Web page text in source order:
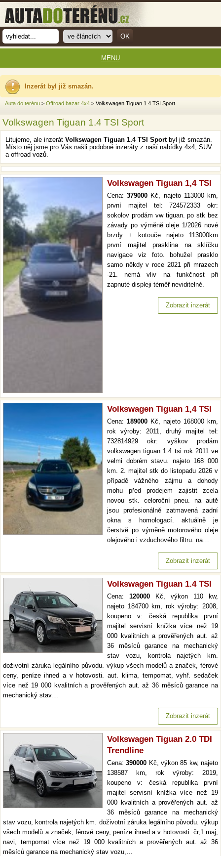
Inzerát byl již smazán.
Auta do terénu > Offroad bazar 4x4 > Volkswagen Tiguan 1.4 TSI Sport
Volkswagen Tiguan 1.4 TSI Sport
Litujeme, ale inzerát Volkswagen Tiguan 1.4 TSI Sportbyl již smazán.
Místo něj jsme pro Vás našli podobné inzeráty z naší nabídky 4x4, SUV
a offroad vozů.
Volkswagen Tiguan 1,4 TSI
Cena:379000 Kč, najeto 113000 km,
první majitel tel: 724572333 okr:
sokolov prodám vw tiguan. po stk bez
závady po výměně oleje 1/2026 nové
brzdy + kotouče najeto 113000km
první majitel prasklina na sklíčku
navigace viz foto. bohužel prasklo
samo někdy v roce 2021 při mrazech
-21. nemá vliv na funkčnost při
zapnuté displeji téměř neviditelné.
Zobrazit inzerát
Volkswagen Tiguan 1,4 TSI
Cena: 189000 Kč, najeto 168000 km,
rok výroby: 2011, druhý majitel tel:
732814929 okr: vyškov prodám
volkswagen tiguan 1.4 tsi rok 2011 ve
velmi dobrém stavu. najeto 168 000
km. 2. majitel stk do listopadu 2026 v
případě vážného zájmu a dohody
mohu před prodejem zajistit zcela
novou stk. celoroční pneu. na autě
jsou profesionálně zatmavená zadní
okna s homologací. aktuálně je
čerstvě po výměně motorového oleje
olejového i vzduchového filtru. na…
Zobrazit inzerát
Volkswagen Tiguan 1.4 TSI
Cena: 120000 Kč, výkon 110 kw,
najeto 184700 km, rok výroby: 2008,
koupeno v: česká republika první
majitel servisní knížka více než 19
000 kvalitních a prověřených aut. až
36 měsíců garance na mechanický
stav vozu, kontrola najetých km.
doživotní záruka legálního původu. výkup všech modelů a značek, férové
ceny, peníze ihned a v hotovosti. aut. klima, tempomat, vyhř. sedaček
více než 19 000 kvalitních a prověřených aut. až 36 měsíců garance na
mechanický stav…
Zobrazit inzerát
Volkswagen Tiguan 2.0 TDI
Trendline
Cena:390000 Kč, výkon 85 kw, najeto
138587 km, rok výroby: 2019,
koupeno v: česká republika první
majitel servisní knížka více než 19
000 kvalitních a prověřených aut. až
36 měsíců garance na mechanický
stav vozu, kontrola najetých km. doživotní záruka legálního původu. výkup
všech modelů a značek, férové ceny, peníze ihned a v hotovosti. čr,1.maj,
navi, tempomat více než 19 000 kvalitních a prověřených aut. až 36
měsíců garance na mechanický stav vozu,…
MENU